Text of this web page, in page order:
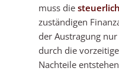
muss die
zuständigen
der Austragung
durch die
Nachteile